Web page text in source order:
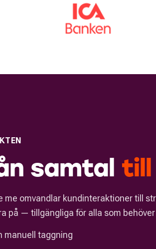
samtal till
me omvandlar kundinteraktioner till
på — tillgängliga för alla som behöver
manuell taggning